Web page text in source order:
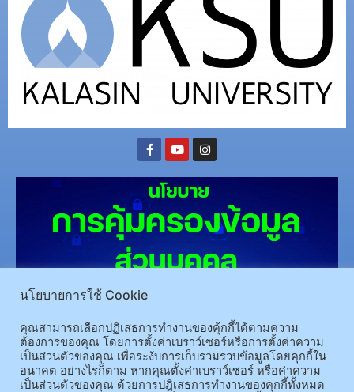
(อ.นามน)13 หมู่ 14 ต.สงเปลือย อ.นามน จ.กาฬสินธุ์ 46230โทรศัพท์ : 043-602-055 โทรสาร :
043-602-044
(อ.เมือง)62/1 ถ.เกษตรสมบูรณ์ ต.กาฬสินธุ์ อ.เมือง จ.กาฬสินธุ์ 46000โทรศัพท์ 043-811128 08-
64584360 โทรสาร 043-813070
นโยบายการใช้ Cookie
คุณสามารถเลือกปฏิเสธการทำงานของคุ้กกี้ได้ตามความ
ต้องการของคุณ โดยการตั้งค่าเบราว์เซอร์หรือการตั้งค่าความ
เป็นส่วนตัวของคุณ เพื่อระงับการเก็บรวมรวบข้อมูลโดยคุกกี้ใน
อนาคต อย่างไรก็ตาม หากคุณตั้งค่าเบราว์เซอร์ หรือค่าความ
เป็นส่วนตัวของคุณ ด้วยการปฎิเสธการทำงานของคุกกี้ทั้งหมด